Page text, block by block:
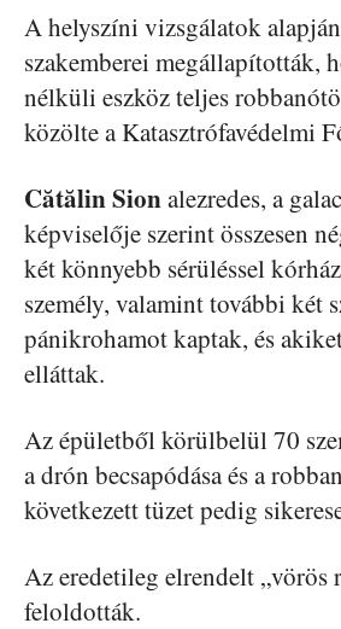
A helyszíni vizsgálatok
szakemberei megállapították,
nélküli eszköz teljes
közölte a Katasztrófavédelmi
CătălinSionalezredes, a
képviselője szerint összesen
két könnyebb sérüléssel
személy, valamint további két
pánikrohamot kaptak, és
elláttak.
Az épületből körülbelül 70
a drón becsapódása és a
következett tüzet pedig
Az eredetileg elrendelt „vörös
feloldották.